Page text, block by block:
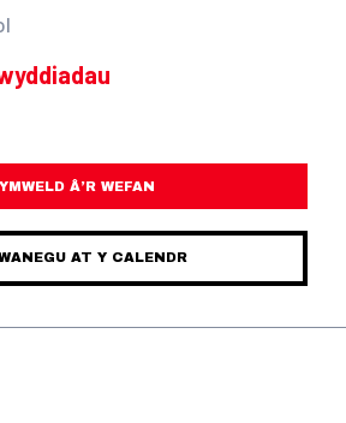
YMWELD Â’R WEFAN
AT Y CALENDR